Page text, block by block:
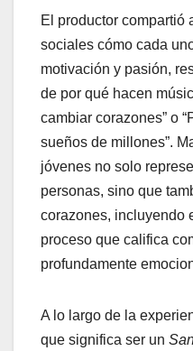
El productor compartió
sociales cómo cada
motivación y pasión,
de por qué hacen
cambiar corazones” o
sueños de millones”.
jóvenes no solo
personas, sino que
corazones, incluyendo
proceso que califica
profundamente
A lo largo de la
que significa ser un